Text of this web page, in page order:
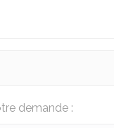
demande :